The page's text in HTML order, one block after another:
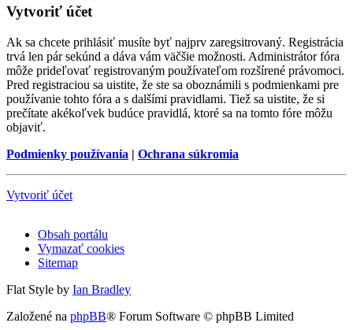
Vytvoriť účet
Ak sa chcete prihlásiť musíte byť najprv zaregsitrovaný. Registrácia
trvá len pár sekúnd a dáva vám väčšie možnosti. Administrátor fóra
môže prideľovať registrovaným používateľom rozšírené právomoci.
Pred registraciou sa uistite, že ste sa oboznámili s podmienkami pre
používanie tohto fóra a s dalšími pravidlami. Tiež sa uistite, že si
prečítate akékoľvek budúce pravidlá, ktoré sa na tomto fóre môžu
objaviť.
Podmienky používania | Ochrana súkromia
Vytvoriť účet
Obsah portálu
Vymazať cookies
Sitemap
Flat Style by Ian Bradley
Založené na phpBB® Forum Software © phpBB Limited